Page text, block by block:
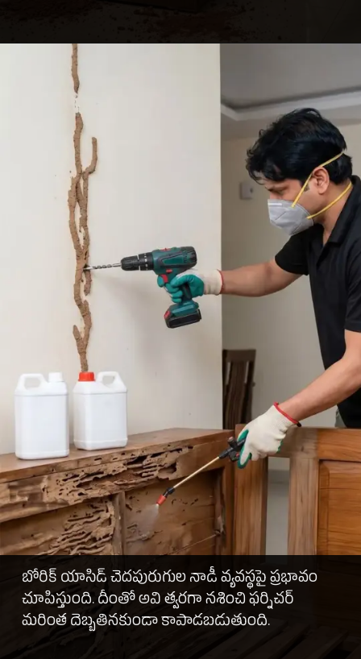
బోరిక్ యాసిడ్ చెదపురుగుల నాడీ వ్యవస్థపై ప్రభావం
చూపిస్తుంది. దీంతో అవి త్వరగా నశించి ఫర్నిచర్
మరింత దెబ్బతినకుండా కాపాడబడుతుంది.